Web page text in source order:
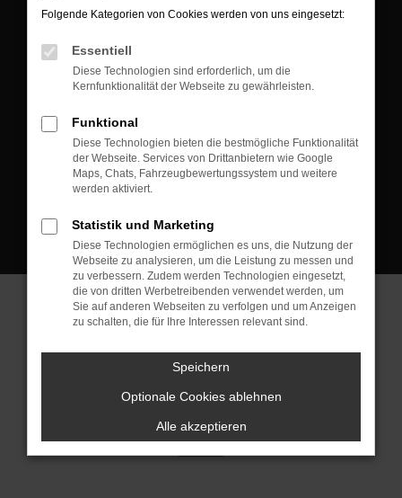
Postadresse:
Kontakt:
Tel.: +49 3745 760 90 20
Fax: +49 3745 760 90 21
Mail: fj@jakob-trading.com
Cookie Einstellungen
© 2026 Jakob Trading GmbH | Neustädter Straße 1 | DE-08223
Neustadt/Vogtland | fj@jakob-trading.com | Webdesign by audaris.de
Folgende Kategorien von Cookies werden von uns eingesetzt:
Essentiell
Diese Technologien sind erforderlich, um die
Kernfunktionalität der Webseite zu gewährleisten.
Funktional
Diese Technologien bieten die bestmögliche Funktionalität
der Webseite. Services von Drittanbietern wie Google
Maps, Chats, Fahrzeugbewertungssystem und weitere
werden aktiviert.
Statistik und Marketing
Diese Technologien ermöglichen es uns, die Nutzung der
Webseite zu analysieren, um die Leistung zu messen und
zu verbessern. Zudem werden Technologien eingesetzt,
die von dritten Werbetreibenden verwendet werden, um
Sie auf anderen Webseiten zu verfolgen und um Anzeigen
zu schalten, die für Ihre Interessen relevant sind.
Speichern
Optionale Cookies ablehnen
Alle akzeptieren